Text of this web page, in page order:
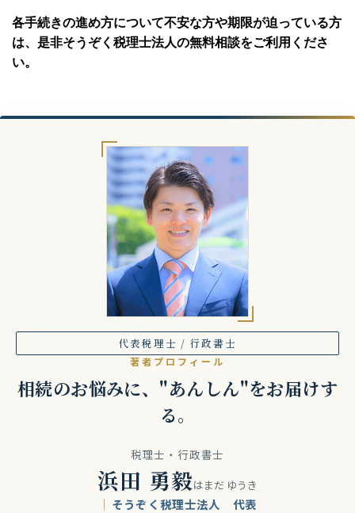
各手続きの進め方について不安な方や期限が迫っている方
は、是非そうぞく税理士法人の無料相談をご利用くださ
い。
代表税理士 / 行政書士
著者プロフィール
相続のお悩みに、"あんしん"をお届けす
る。
税理士・行政書士
浜田 勇毅はまだ ゆうき
そうぞく税理士法人 代表